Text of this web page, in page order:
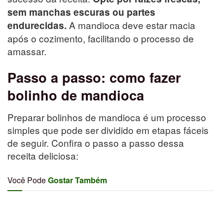
sem manchas escuras ou partes
endurecidas. A mandioca deve estar macia
após o cozimento, facilitando o processo de
amassar.
Passo a passo: como fazer
bolinho de mandioca
Preparar bolinhos de mandioca é um processo
simples que pode ser dividido em etapas fáceis
de seguir. Confira o passo a passo dessa
receita deliciosa:
Você PodeGostar Também